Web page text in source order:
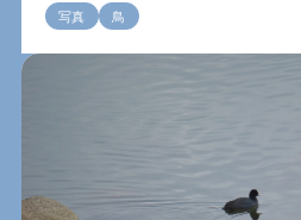
写真 鳥